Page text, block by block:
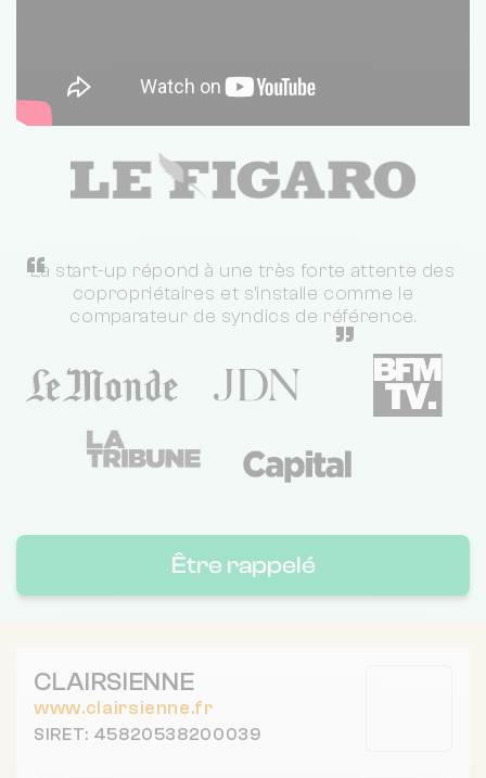
“
La start-up répond à une très forte attente des
copropriétaires et s'installe comme le
comparateur de syndics de référence.
”
Être rappelé
CLAIRSIENNE
www.clairsienne.fr
SIRET: 45820538200039